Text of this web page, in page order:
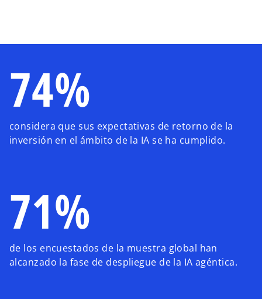
74%
considera que sus expectativas de retorno de la
inversión en el ámbito de la IA se ha cumplido.
71%
de los encuestados de la muestra global han
alcanzado la fase de despliegue de la IA agéntica.